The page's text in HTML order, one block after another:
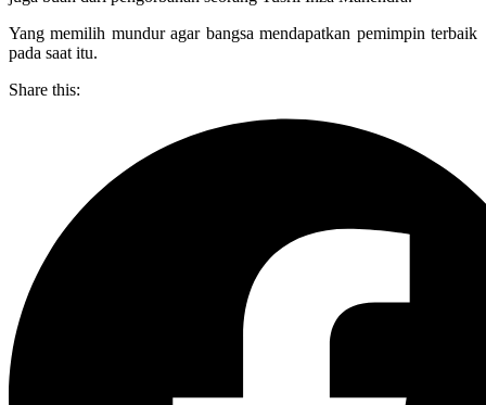
Yang memilih mundur agar bangsa mendapatkan pemimpin terbaik
pada saat itu.
Share this: